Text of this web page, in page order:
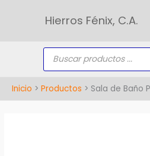
Hierros Fénix, C.A.
Búsqueda
productos
Inicio Productos Sala de Baño